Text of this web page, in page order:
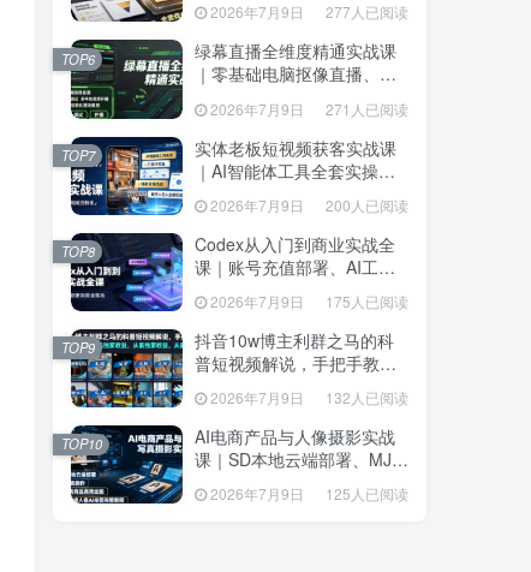
吃透爆品打造、低成本传
播、长效变现全套商业思维
课
2026年7月9日 277人已阅读
绿幕直播全维度精通实战课
｜零基础电脑抠像直播、
OBS高阶调试、多平台高清
开播、直播间视觉美化落地
教程
2026年7月9日 271人已阅读
TOP6
实体老板短视频获客实战课
｜AI智能体工具全套实操、
门店IP打造、爆款变现选
题、数字人无人出镜引流完
整教程
2026年7月9日 200人已阅读
TOP7
Codex从入门到商业实战全
课｜账号充值部署、AI工具
联动、核心功能精讲、自动
化搭建、全站项目开发零基
础教程
2026年7月9日 175人已阅读
TOP8
抖音10w博主利群之马的科
普短视频解说，手把手教你
解锁伙伴计划+精选独家收
益，从素材到成片全流程
2026年7月9日 132人已阅读
TOP9
AI电商产品与人像摄影实战
课｜SD本地云端部署、MJ全
套操作、多品类商品商用出
图、创意风格人像AI绘图完
2026年7月9日 125人已阅读
TOP10
播、长效变现全套商业思维
课
2026年7月9日 277人已阅读
绿幕直播全维度精通实战课
｜零基础电脑抠像直播、
开播、直播间视觉美化落地
教程
2026年7月9日 271人已阅读
TOP6
实体老板短视频获客实战课
｜AI智能体工具全套实操、
题、数字人无人出镜引流完
整教程
2026年7月9日 200人已阅读
TOP7
Codex从入门到商业实战全
课｜账号充值部署、AI工具
化搭建、全站项目开发零基
础教程
2026年7月9日 175人已阅读
TOP8
抖音10w博主利群之马的科
普短视频解说，手把手教你
益，从素材到成片全流程
2026年7月9日 132人已阅读
TOP9
AI电商产品与人像摄影实战
课｜SD本地云端部署、MJ全
图、创意风格人像AI绘图完
2026年7月9日 125人已阅读
TOP10